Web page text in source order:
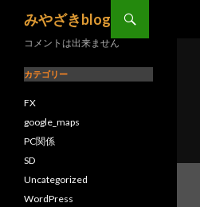
みやざきblog
コメントは出来ません
カテゴリー
FX
google_maps
PC関係
SD
Uncategorized
WordPress